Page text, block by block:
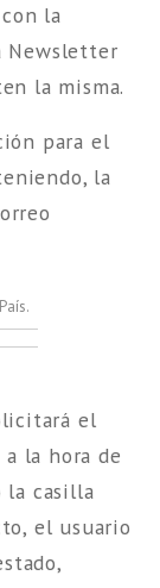
la
Newsletter
la misma.
para el
la
el
la hora de
la casilla
el usuario